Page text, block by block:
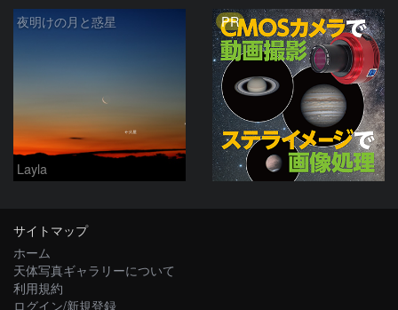
夜明けの月と惑星
Layla
PR
サイトマップ
ホーム
天体写真ギャラリーについて
利用規約
ログイン/新規登録